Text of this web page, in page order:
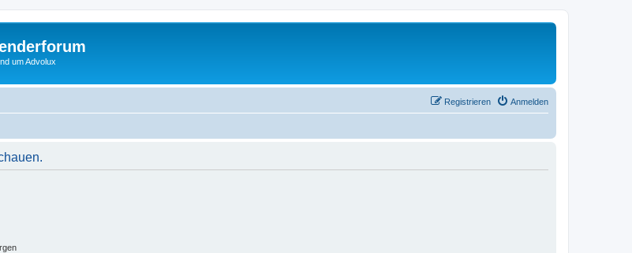
um Advolux
Anmelden
Registrieren